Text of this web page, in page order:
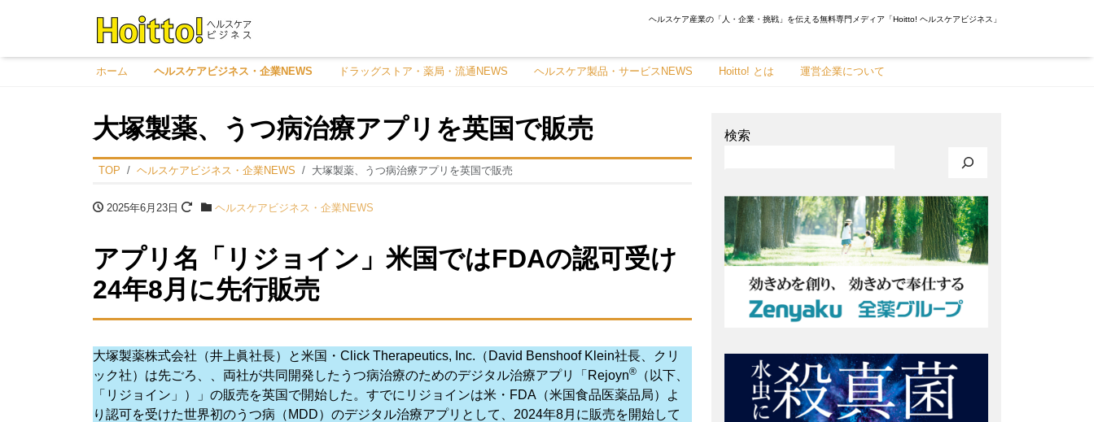
ヘルスケア産業の「人・企業・挑戦」を伝える無料専門メディア「Hoitto! ヘルスケアビジネス」
ホーム ヘルスケアビジネス・企業NEWS ドラッグストア・薬局・流通NEWS ヘルスケア製品・サービスNEWS Hoitto! とは 運営企業について
大塚製薬、うつ病治療アプリを英国で販売
TOP ヘルスケアビジネス・企業NEWS 大塚製薬、うつ病治療アプリを英国で販売
2025年6月23日 ヘルスケアビジネス・企業NEWS
アプリ名「リジョイン」米国ではFDAの認可受け
24年8月に先行販売
大塚製薬株式会社（井上眞社長）と米国・Click Therapeutics, Inc.（David Benshoof Klein社長、クリ
ック社）は先ごろ、、両社が共同開発したうつ病治療のためのデジタル治療アプリ「Rejoyn®
（以下、
「リジョイン」）」の販売を英国で開始した。すでにリジョインは米・FDA（米国食品医薬品局）よ
り認可を受けた世界初のうつ病（MDD）のデジタル治療アプリとして、2024年8月に販売を開始して
検索